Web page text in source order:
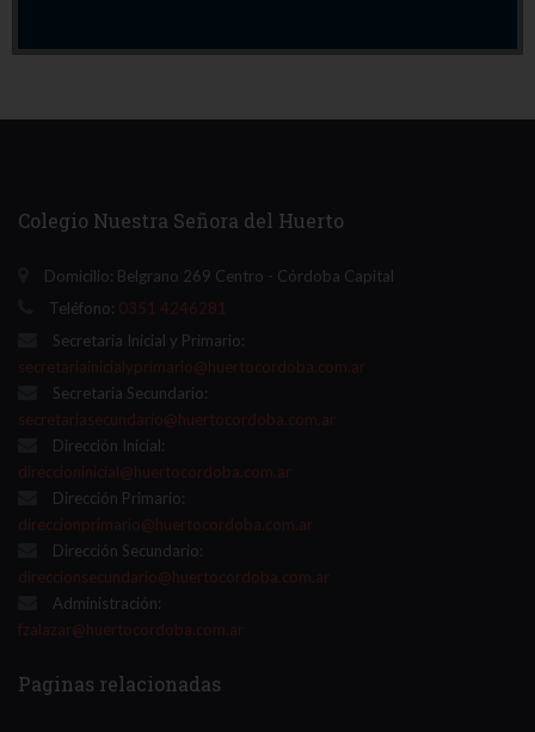
Colegio Nuestra Señora del Huerto
Domicilio: Belgrano 269 Centro - Córdoba Capital
Teléfono: 0351 4246281
Secretaria Inicial y Primario:
secretariainicialyprimario@huertocordoba.com.ar
Secretaria Secundario:
secretariasecundario@huertocordoba.com.ar
Dirección Inicial:
direccioninicial@huertocordoba.com.ar
Dirección Primario:
direccionprimario@huertocordoba.com.ar
Dirección Secundario:
direccionsecundario@huertocordoba.com.ar
Administración:
fzalazar@huertocordoba.com.ar
Paginas relacionadas